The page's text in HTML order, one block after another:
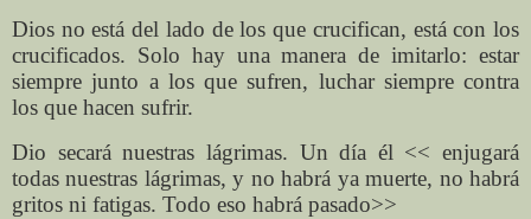
Dios no está del lado de los que crucifican, está con los
crucificados. Solo hay una manera de imitarlo: estar
siempre junto a los que sufren, luchar siempre contra
los que hacen sufrir.
Dio secará nuestras lágrimas. Un día él << enjugará
todas nuestras lágrimas, y no habrá ya muerte, no habrá
gritos ni fatigas. Todo eso habrá pasado>>